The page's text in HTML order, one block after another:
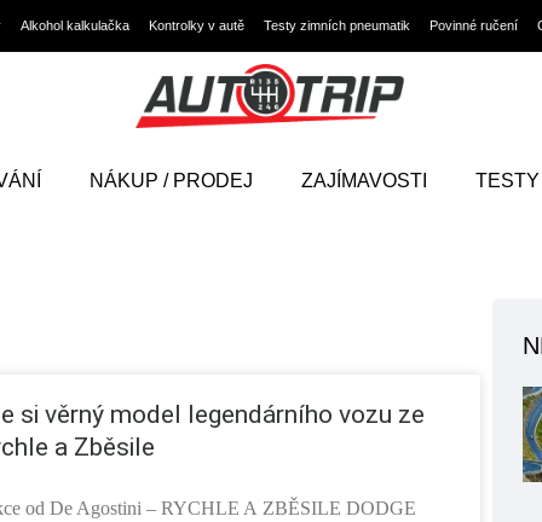
Alkohol kalkulačka Kontrolky v autě Testy zimních pneumatik Povinné ručení
NÁKUP / PRODEJ ZAJÍMAVOSTI TESTY
si věrný model legendárního vozu ze
a Zběsile
od De Agostini – RYCHLE A ZBĚSILE DODGE